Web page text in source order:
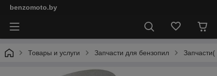
benzomoto.by
Товары и услуги Запчасти для бензопил